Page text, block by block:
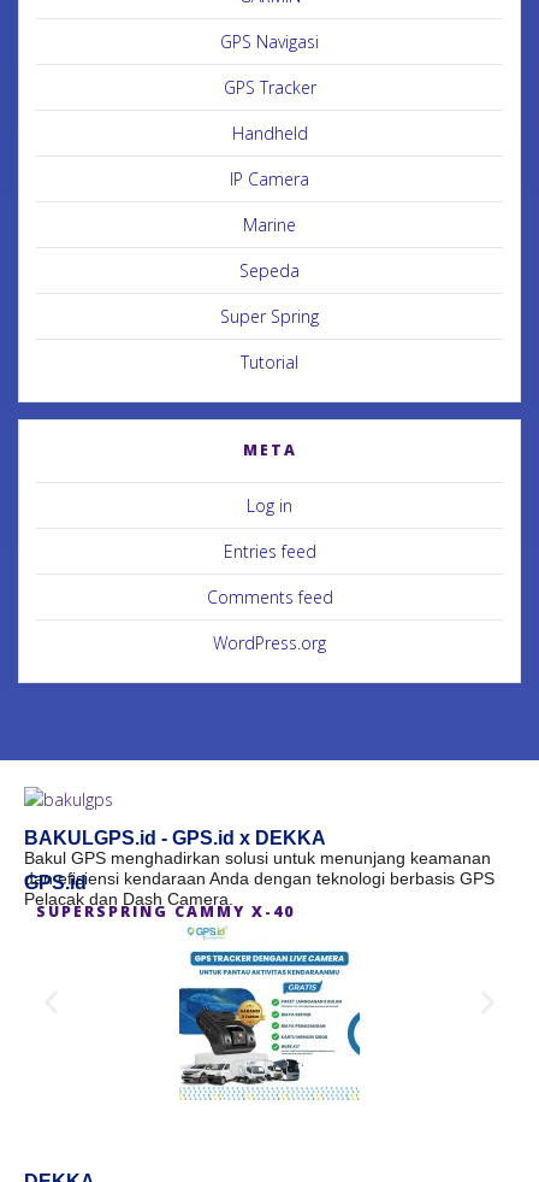
GPS Navigasi
GPS Tracker
Handheld
IP Camera
Marine
Sepeda
Super Spring
Tutorial
META
Log in
Entries feed
Comments feed
WordPress.org
BAKULGPS.id - GPS.id x DEKKA
Bakul GPS menghadirkan solusi untuk menunjang keamanan
dan efisiensi kendaraan Anda dengan teknologi berbasis GPS
Pelacak dan Dash Camera.
GPS.id
SUPERSPRING CAMMY X-40